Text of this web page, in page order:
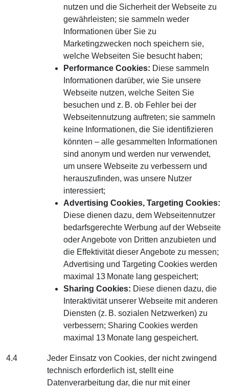
nutzen und die Sicherheit der Webseite zu
gewährleisten; sie sammeln weder
Informationen über Sie zu
Marketingzwecken noch speichern sie,
welche Webseiten Sie besucht haben;
Performance Cookies: Diese sammeln
Informationen darüber, wie Sie unsere
Webseite nutzen, welche Seiten Sie
besuchen und z. B. ob Fehler bei der
Webseitennutzung auftreten; sie sammeln
keine Informationen, die Sie identifizieren
könnten – alle gesammelten Informationen
sind anonym und werden nur verwendet,
um unsere Webseite zu verbessern und
herauszufinden, was unsere Nutzer
interessiert;
Advertising Cookies, Targeting Cookies:
Diese dienen dazu, dem Webseitennutzer
bedarfsgerechte Werbung auf der Webseite
oder Angebote von Dritten anzubieten und
die Effektivität dieser Angebote zu messen;
Advertising und Targeting Cookies werden
maximal 13 Monate lang gespeichert;
Sharing Cookies: Diese dienen dazu, die
Interaktivität unserer Webseite mit anderen
Diensten (z. B. sozialen Netzwerken) zu
verbessern; Sharing Cookies werden
maximal 13 Monate lang gespeichert.
4.4
Jeder Einsatz von Cookies, der nicht zwingend
technisch erforderlich ist, stellt eine
Datenverarbeitung dar, die nur mit einer